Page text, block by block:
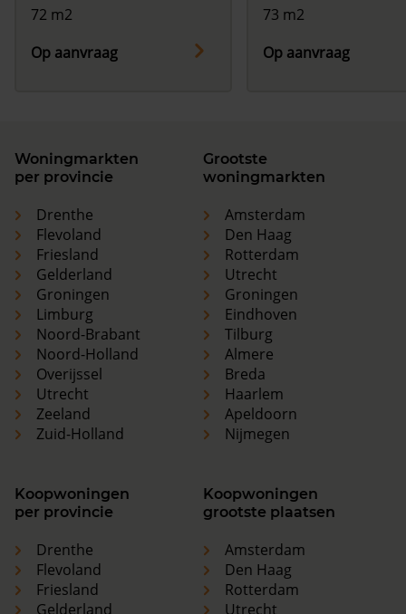
72 m2
Op aanvraag
73 m2
Op aanvraag
Woningmarkten
per provincie
Drenthe
Flevoland
Friesland
Gelderland
Groningen
Limburg
Noord-Brabant
Noord-Holland
Overijssel
Utrecht
Zeeland
Zuid-Holland
Grootste
woningmarkten
Amsterdam
Den Haag
Rotterdam
Utrecht
Groningen
Eindhoven
Tilburg
Almere
Breda
Haarlem
Apeldoorn
Nijmegen
Koopwoningen
per provincie
Drenthe
Flevoland
Friesland
Gelderland
Koopwoningen
grootste plaatsen
Amsterdam
Den Haag
Rotterdam
Utrecht